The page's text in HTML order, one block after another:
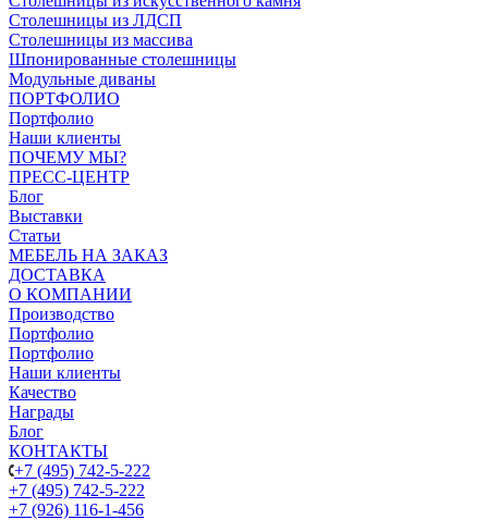
Столешницы из ЛДСП
Столешницы из массива
Шпонированные столешницы
Модульные диваны
ПОРТФОЛИО
Портфолио
Наши клиенты
ПОЧЕМУ МЫ?
ПРЕСС-ЦЕНТР
Блог
Выставки
Статьи
МЕБЕЛЬ НА ЗАКАЗ
ДОСТАВКА
О КОМПАНИИ
Производство
Портфолио
Портфолио
Наши клиенты
Качество
Награды
Блог
КОНТАКТЫ
+7 (495) 742-5-222
+7 (495) 742-5-222
+7 (926) 116-1-456